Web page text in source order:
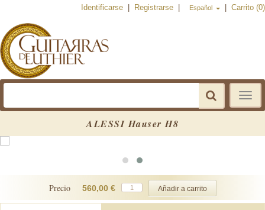
Identificarse Registrarse Español Carrito (0)
Toggle
ALESSI Hauser H8
Precio 560,00 €